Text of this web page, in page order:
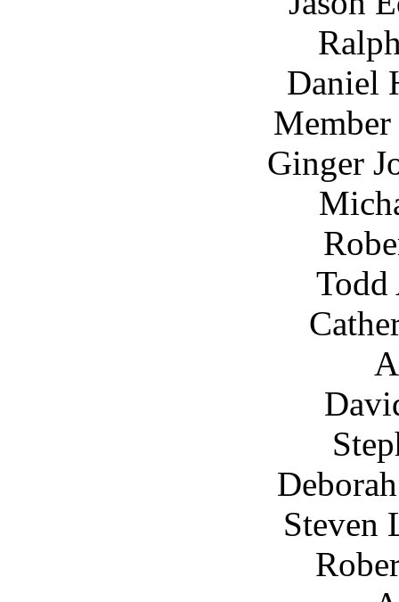
Ralph
Daniel Hay ...
Ginger Joy ...
Michael
Robert
Todd A.
Catherine
David
Stephen
Deborah Leal
Steven
Robert T.